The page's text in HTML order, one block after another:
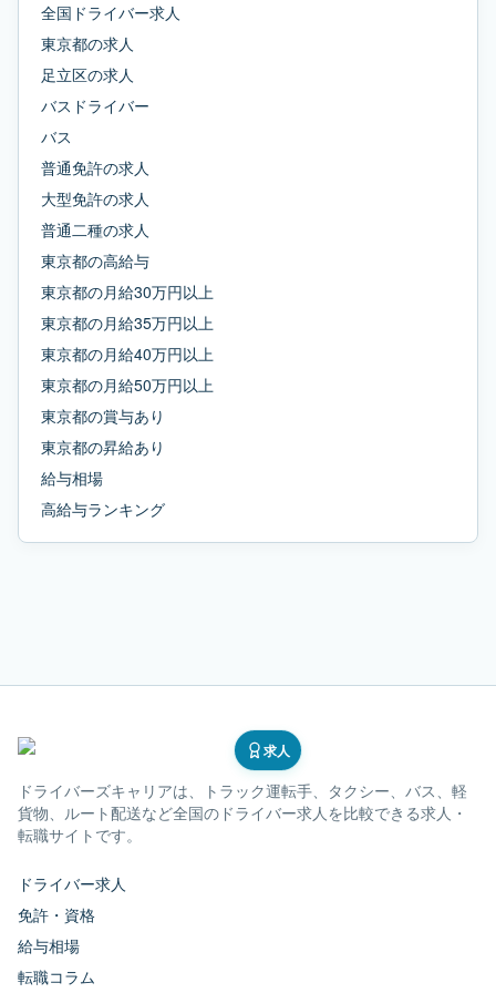
全国ドライバー求人
東京都の求人
足立区の求人
バスドライバー
バス
普通免許の求人
大型免許の求人
普通二種の求人
東京都の高給与
東京都の月給30万円以上
東京都の月給35万円以上
東京都の月給40万円以上
東京都の月給50万円以上
東京都の賞与あり
東京都の昇給あり
給与相場
高給与ランキング
求人
ドライバーズキャリアは、トラック運転手、タクシー、バス、軽
貨物、ルート配送など全国のドライバー求人を比較できる求人・
転職サイトです。
ドライバー求人
免許・資格
給与相場
転職コラム